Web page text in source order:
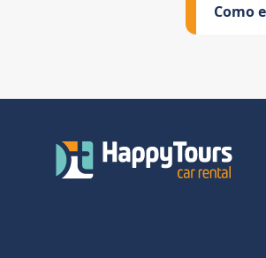
Como